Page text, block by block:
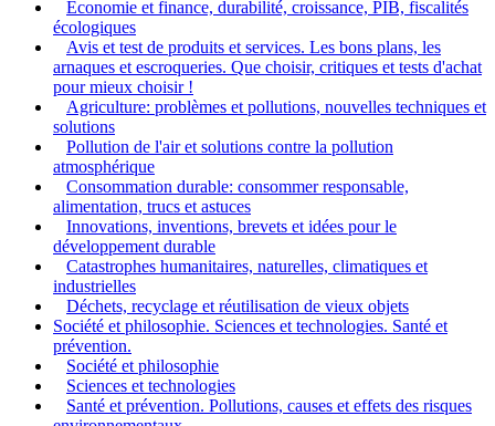
Economie et finance, durabilité, croissance, PIB, fiscalités
écologiques
Avis et test de produits et services. Les bons plans, les
arnaques et escroqueries. Que choisir, critiques et tests d'achat
pour mieux choisir !
Agriculture: problèmes et pollutions, nouvelles techniques et
solutions
Pollution de l'air et solutions contre la pollution
atmosphérique
Consommation durable: consommer responsable,
alimentation, trucs et astuces
Innovations, inventions, brevets et idées pour le
développement durable
Catastrophes humanitaires, naturelles, climatiques et
industrielles
Déchets, recyclage et réutilisation de vieux objets
Société et philosophie. Sciences et technologies. Santé et
prévention.
Société et philosophie
Sciences et technologies
Santé et prévention. Pollutions, causes et effets des risques